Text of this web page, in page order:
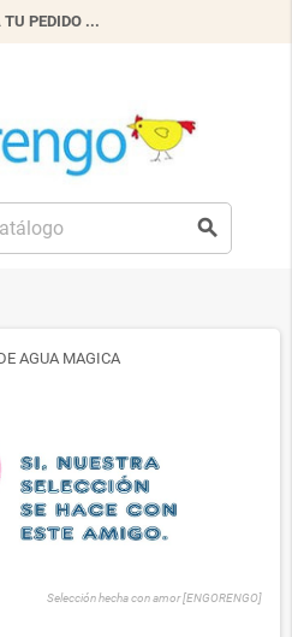
PEDIDO ...
search
Selección hecha con amor [ENGORENGO]